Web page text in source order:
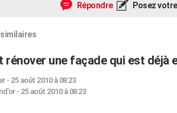
Répondre Posez
rénover une façade qui est déjà
- 25 août 2010 à 08:23
- 25 août 2010 à 08:23